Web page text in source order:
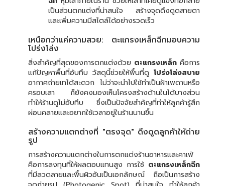
เป็นส่วนตกแต่งที่น่าสนใจ สร้างจุดดึงดูดสายตา
และเพิ่มความมีสไตล์ได้อย่างรวดเร็ว
เหนือกว่าแค่ความสวย: ตะแกรงเหล็กฉีกมอบความ
โปร่งโล่ง
สิ่งสำคัญที่สุดของการตกแต่งด้วย ตะแกรงเหล็ก คือการ
แก้ปัญหาพื้นที่อับทึบ วัสดุนี้ช่วยให้พื้นที่ดู โปร่งโล่งสบาย
อากาศถ่ายเทได้สะดวก ไม่ว่าจะนำไปใช้ทำเป็นฝ้าเพดานหรือ
ครอบเสา ก็ยังคงมองเห็นโครงสร้างด้านในได้บางส่วน
ทำให้ร้านดูไม่อับทึบ ซึ่งเป็นปัจจัยสำคัญที่ทำให้ลูกค้ารู้สึก
ผ่อนคลายและอยากใช้เวลาอยู่ในร้านนานขึ้น
สร้างความแตกต่างที่ "ตรงจุด" ดึงดูดลูกค้าให้ถ่าย
รูป
การสร้างความแตกต่างในการตกแต่งร้านอาหารและคาเฟ่
คือการลงทุนที่ให้ผลตอบแทนสูง การใช้ ตะแกรงเหล็กฉีก
ที่มีลวดลายและพื้นผิวอันเป็นเอกลักษณ์ ถือเป็นการสร้าง